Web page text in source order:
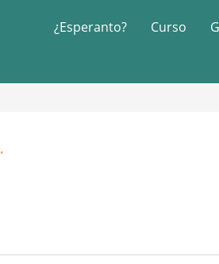
¿Esperanto? Curso